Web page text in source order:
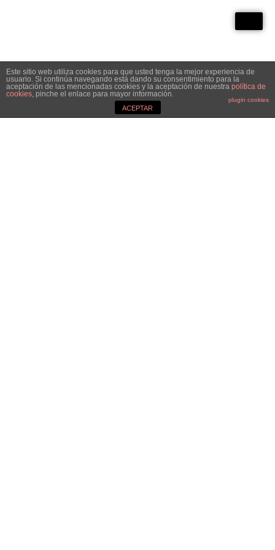
Este sitio web utiliza cookies para que usted tenga la mejor experiencia de
usuario. Si continúa navegando está dando su consentimiento para la
aceptación de las mencionadas cookies y la aceptación de nuestra política de
cookies, pinche el enlace para mayor información.
plugin cookies
ACEPTAR